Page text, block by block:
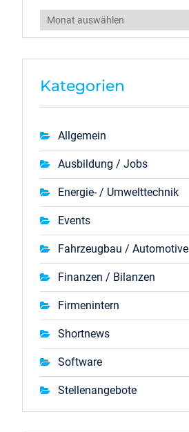
Archiv
Kategorien
Allgemein
Ausbildung / Jobs
Energie- / Umwelttechnik
Events
Fahrzeugbau / Automotive
Finanzen / Bilanzen
Firmenintern
Shortnews
Software
Stellenangebote